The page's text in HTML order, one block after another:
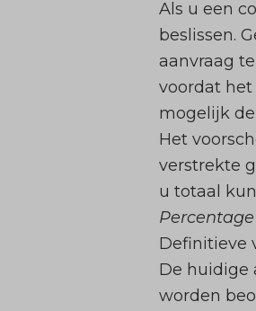
Als u een
beslissen.
aanvraag
voordat het
mogelijk
Het
verstrekte
u totaal
Definitieve
De huidige
worden